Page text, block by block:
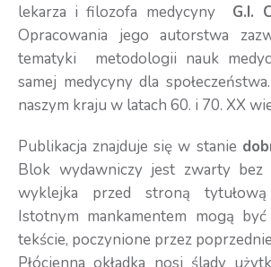
lekarza i filozofa medycyny
G.I.
Opracowania jego autorstwa
tematyki metodologii nauk
samej medycyny dla
naszym kraju w latach 60. i 70. XX
Publikacja znajduje się w stanie
Blok wydawniczy jest zwarty bez
wyklejka przed stroną
Istotnym mankamentem mogą
tekście, poczynione przez
Płócienna okładka nosi ślady